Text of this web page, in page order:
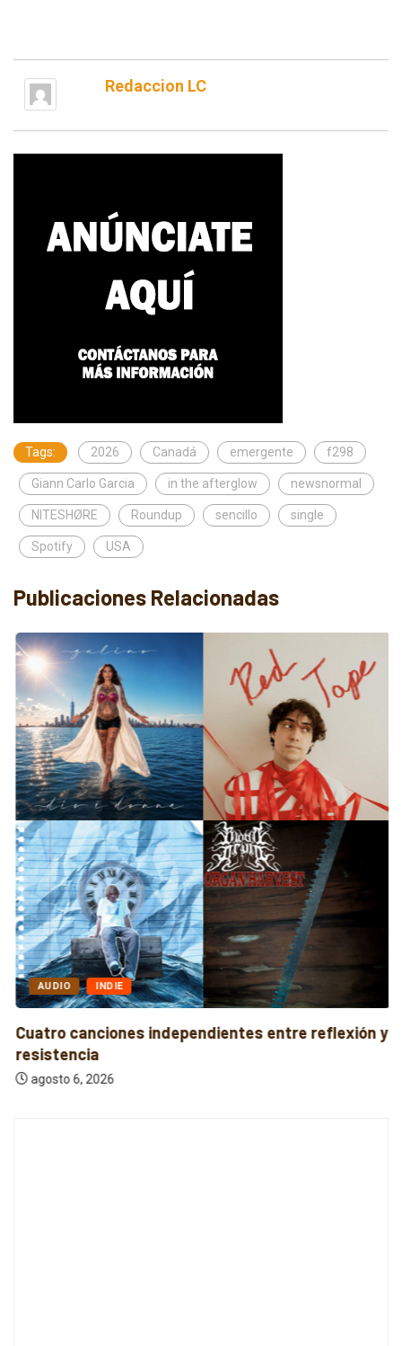
Redaccion LC
Tags: 2026 Canadá emergente f298
Giann Carlo Garcia in the afterglow newsnormal
NITESHØRE Roundup sencillo single
Spotify USA
Publicaciones Relacionadas
AUDIO INDIE
Cuatro canciones independientes entre reflexión y
resistencia
agosto 6, 2026